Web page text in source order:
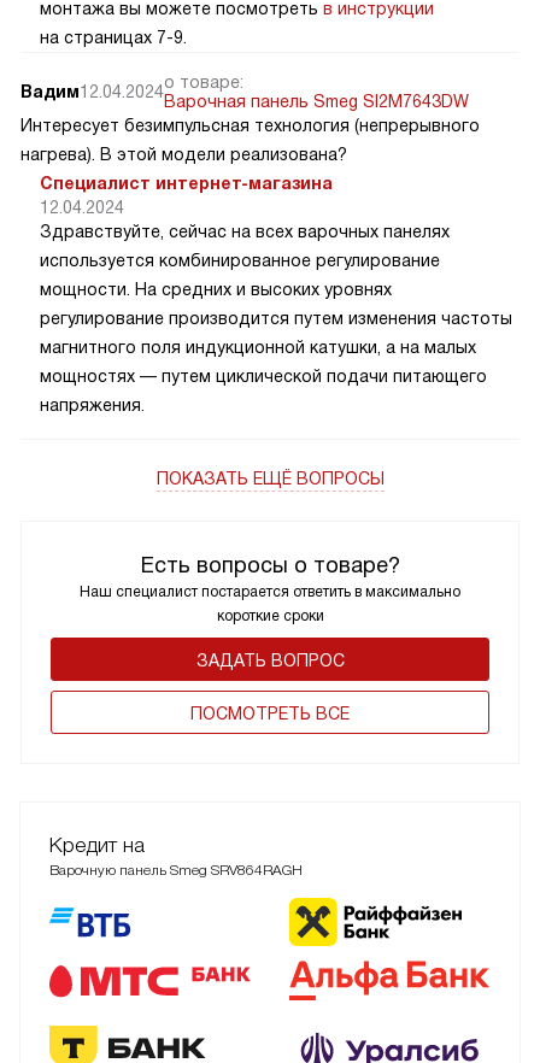
Есть вопросы о товаре?
Наш специалист постарается ответить в максимально
короткие сроки
ЗАДАТЬ ВОПРОС
ПОCМОТРЕТЬ ВСЕ
монтажа вы можете посмотреть в инструкции
на страницах 7-9.
Вадим12.04.2024о товаре:
Варочная панель Smeg SI2M7643DW
Интересует безимпульсная технология (непрерывного
нагрева). В этой модели реализована?
Специалист интернет-магазина
12.04.2024
Здравствуйте, сейчас на всех варочных панелях
используется комбинированное регулирование
мощности. На средних и высоких уровнях
регулирование производится путем изменения частоты
магнитного поля индукционной катушки, а на малых
мощностях — путем циклической подачи питающего
напряжения.
ПОКАЗАТЬ ЕЩЁ ВОПРОСЫ
Кредит на
Варочную панель Smeg SRV864RAGH